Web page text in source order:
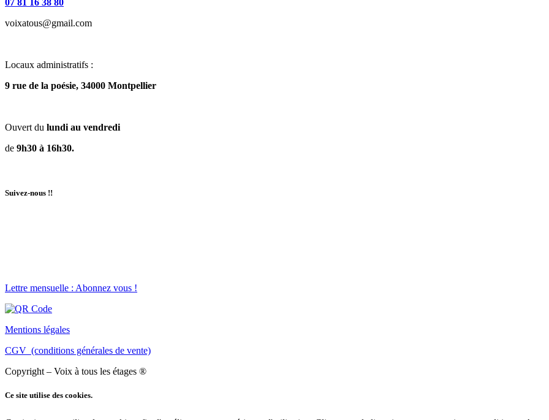
voixatous@gmail.com
Locaux administratifs :
9 rue de la poésie, 34000 Montpellier
Ouvert du lundi au vendredi
de 9h30 à 16h30.
Suivez-nous !!
Lettre mensuelle : Abonnez vous !
Mentions légales
CGV (conditions générales de vente)
Copyright – Voix à tous les étages ®
Ce site utilise des cookies.